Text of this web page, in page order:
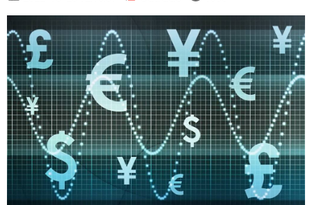
한글
日本語
Tiếng việt
ไทย